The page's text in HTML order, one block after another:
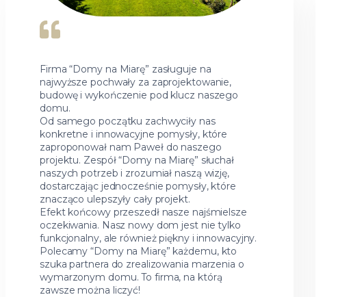
Firma “Domy na Miarę” zasługuje na
najwyższe pochwały za zaprojektowanie,
budowę i wykończenie pod klucz naszego
domu.
Od samego początku zachwyciły nas
konkretne i innowacyjne pomysły, które
zaproponował nam Paweł do naszego
projektu. Zespół “Domy na Miarę” słuchał
naszych potrzeb i zrozumiał naszą wizję,
dostarczając jednocześnie pomysły, które
znacząco ulepszyły cały projekt.
Efekt końcowy przeszedł nasze najśmielsze
oczekiwania. Nasz nowy dom jest nie tylko
funkcjonalny, ale również piękny i innowacyjny.
Polecamy “Domy na Miarę” każdemu, kto
szuka partnera do zrealizowania marzenia o
wymarzonym domu. To firma, na którą
zawsze można liczyć!